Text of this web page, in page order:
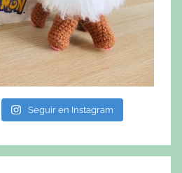
Seguir en Instagram